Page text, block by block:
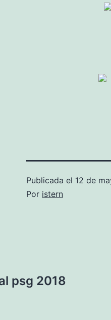
Publicada el 12 de
Por istern
psg 2018